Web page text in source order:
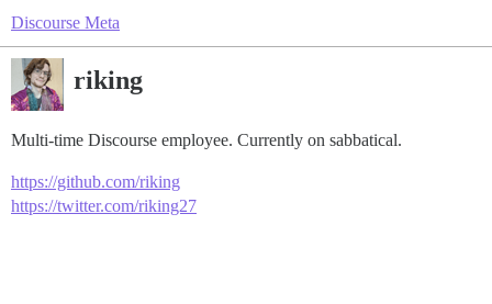
Discourse Meta
riking
Multi-time Discourse employee. Currently on sabbatical.
https://github.com/riking
https://twitter.com/riking27